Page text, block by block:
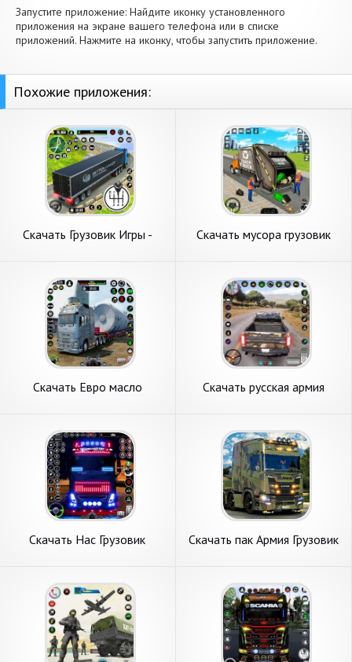
Запустите приложение: Найдите иконку установленного
приложения на экране вашего телефона или в списке
приложений. Нажмите на иконку, чтобы запустить приложение.
Похожие приложения:
Скачать Грузовик Игры -
Андроид
Скачать мусора грузовик
Андроид
Скачать Евро масло
на Андроид
Скачать русская армия
Скачать Нас Грузовик
Андроид
Скачать пак Армия Грузовик